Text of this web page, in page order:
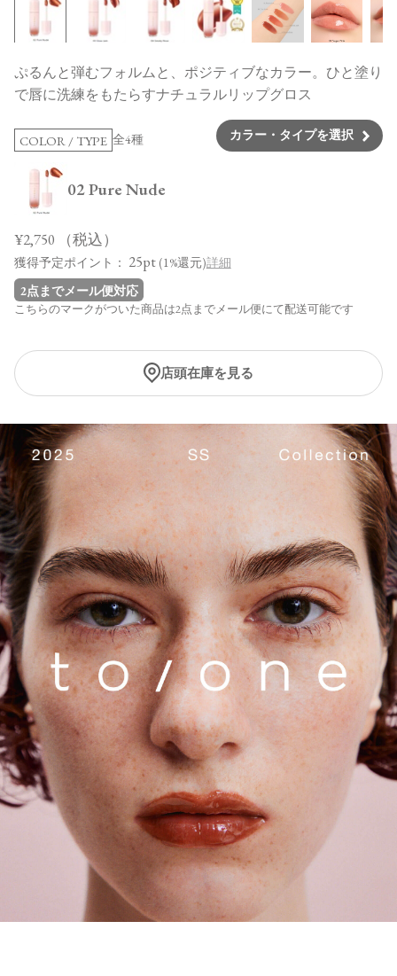
ぷるんと弾むフォルムと、ポジティブなカラー。ひと塗り
で唇に洗練をもたらすナチュラルリップグロス
COLOR / TYPE 全4種 カラー・タイプを選択
02 Pure Nude
¥2,750 （税込）
獲得予定ポイント： 25pt (1%還元)詳細
2点までメール便対応
こちらのマークがついた商品は2点までメール便にて配送可能です
店頭在庫を見る